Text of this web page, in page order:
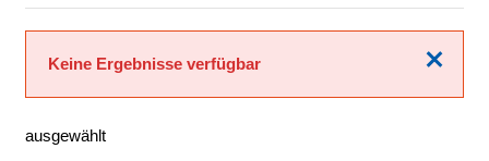
Schließen
Keine Ergebnisse verfügbar
ausgewählt